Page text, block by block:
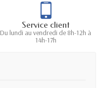
Service client
Du lundi au vendredi de 8h-12h à
14h-17h